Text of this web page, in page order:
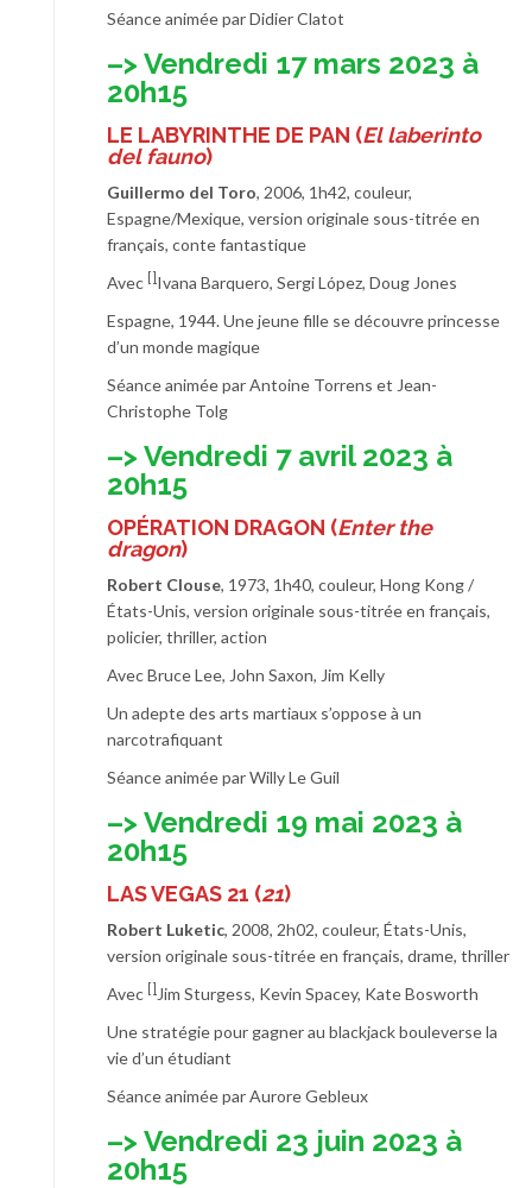
Séance animée par Didier Clatot
–> Vendredi 17 mars 2023 à
20h15
LE LABYRINTHE DE PAN (El laberinto
del fauno)
Guillermo del Toro, 2006, 1h42, couleur,
Espagne/Mexique, version originale sous-titrée en
français, conte fantastique
Avec
Ivana Barquero, Sergi López, Doug Jones
Espagne, 1944. Une jeune fille se découvre princesse
d’un monde magique
Séance animée par Antoine Torrens et Jean-
Christophe Tolg
–> Vendredi 7 avril 2023 à
20h15
OPÉRATION DRAGON (Enter the
dragon)
Robert Clouse, 1973, 1h40, couleur, Hong Kong /
États-Unis, version originale sous-titrée en français,
policier, thriller, action
Avec Bruce Lee, John Saxon, Jim Kelly
Un adepte des arts martiaux s’oppose à un
narcotrafiquant
Séance animée par Willy Le Guil
–> Vendredi 19 mai 2023 à
20h15
LAS VEGAS 21 (21)
Robert Luketic, 2008, 2h02, couleur, États-Unis,
version originale sous-titrée en français, drame, thriller
Avec
Jim Sturgess, Kevin Spacey, Kate Bosworth
Une stratégie pour gagner au blackjack bouleverse la
vie d’un étudiant
Séance animée par Aurore Gebleux
–> Vendredi 23 juin 2023 à
20h15